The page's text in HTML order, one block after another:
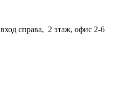
справа, 2 этаж, офис 2-6